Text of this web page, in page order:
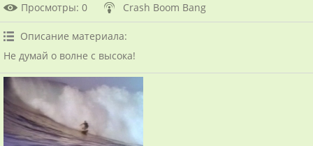
Просмотры: 0 Crash Boom Bang
Описание материала:
Не думай о волне с высока!